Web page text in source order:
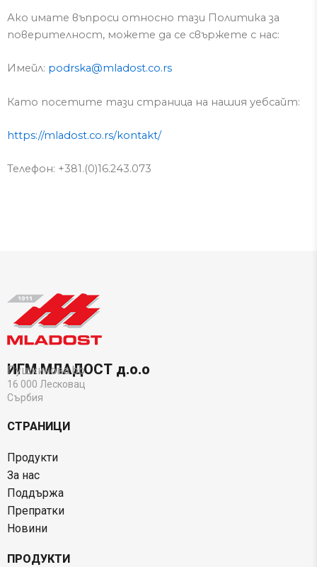
Ако имате въпроси относно тази Политика за
поверителност, можете да се свържете с нас:
Имейл: podrska@mladost.co.rs
Като посетите тази страница на нашия уебсайт:
https://mladost.co.rs/kontakt/
Телефон: +381.(0)16.243.073
ИГМ МЛАДОСТ д.о.о
Пушкинова bb
16 000 Лесковац
Сърбия
СТРАНИЦИ
Продукти
За нас
Поддържа
Препратки
Новини
ПРОДУКТИ